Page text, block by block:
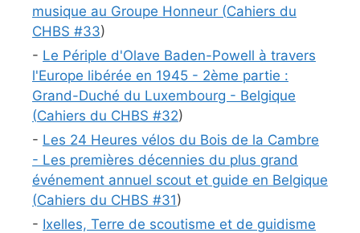
musique au Groupe Honneur (Cahiers du
CHBS #33)
- Le Périple d'Olave Baden-Powell à travers
l'Europe libérée en 1945 - 2ème partie :
Grand-Duché du Luxembourg - Belgique
(Cahiers du CHBS #32)
- Les 24 Heures vélos du Bois de la Cambre
- Les premières décennies du plus grand
événement annuel scout et guide en Belgique
(Cahiers du CHBS #31)
- Ixelles, Terre de scoutisme et de guidisme